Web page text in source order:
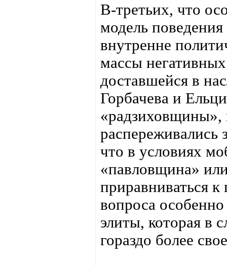
В-третьих, что
модель поведения
внутренне
массы
доставшейся в
Горбачева и
«радзиховщины»,
что в условиях
«павловщина»
приравниваться к
вопроса
элиты, которая в
гораздо более